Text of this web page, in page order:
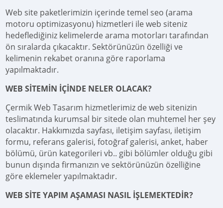
Web site paketlerimizin içerinde temel seo (arama
motoru optimizasyonu) hizmetleri ile web siteniz
hedeflediğiniz kelimelerde arama motorları tarafından
ön sıralarda çıkacaktır. Sektörünüzün özelliği ve
kelimenin rekabet oranına göre raporlama
yapılmaktadır.
WEB SİTEMİN İÇİNDE NELER OLACAK?
Çermik Web Tasarım hizmetlerimiz de web sitenizin
teslimatında kurumsal bir sitede olan muhtemel her şey
olacaktır. Hakkımızda sayfası, iletişim sayfası, iletişim
formu, referans galerisi, fotoğraf galerisi, anket, haber
bölümü, ürün kategorileri vb.. gibi bölümler olduğu gibi
bunun dışında firmanızın ve sektörünüzün özelliğine
göre eklemeler yapılmaktadır.
WEB SİTE YAPIM AŞAMASI NASIL İŞLEMEKTEDİR?